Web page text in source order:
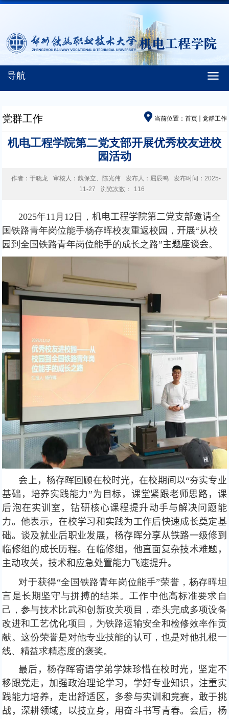
导航
当前位置： 首页 党群工作
党群工作
机电工程学院第二党支部开展优秀校友进校
园活动
作者：于晓龙 审核人：魏保立、陈光伟 发布人：屈辰鸣
发布时间：2025-
11-27
浏览次数： 116
2025年11 月 12 日，机电工程学院第二党支部邀请全
国铁路青年岗位能手杨存晖校友重返校园， 开展“从校
园到全国铁路青年岗位能手的成长之路”主题座谈会。
会上，杨存晖回顾在校时光，在校期间 以“夯实专业
基础，培养实践能力”为目标，课堂紧跟老师思路，课
后泡在实训室，钻研核心课程提升动手与解决问题能
力。他表示，在校学习和实践为工作后快速成长奠定基
础。谈及就业后职业发展，杨存晖分享从铁路一级修到
临修组的成长历程。在临修组，他直面复杂技术难题，
主动攻关，技术和应急处置能力飞速提升。
对于获得“全国铁路青年岗位能手”荣誉，杨存晖坦
言是长期坚守与拼搏的结果。工作中他高标准要求自
己，参与技术比武和创新攻关项目，牵头完成多项设备
改进和工艺优化项目，为铁路运输安全和检修效率作贡
献。这份荣誉是对他专业技能的认可，也是对他扎根一
线、精益求精态度的褒奖。
最后，杨存晖寄语学弟学妹珍惜在校时光， 坚定不
移跟党走，加强政治理论学习， 学好专业知识，注重实
践能力培养，走出舒适区，多参与实训和竞赛，敢于挑
战，深耕领域，以技立身，用奋斗书写青春。会后，杨